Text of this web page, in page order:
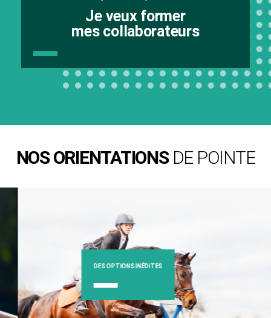
Je veux former
mes collaborateurs
NOS ORIENTATIONS DE POINTE
DES OPTIONS INÉDITES